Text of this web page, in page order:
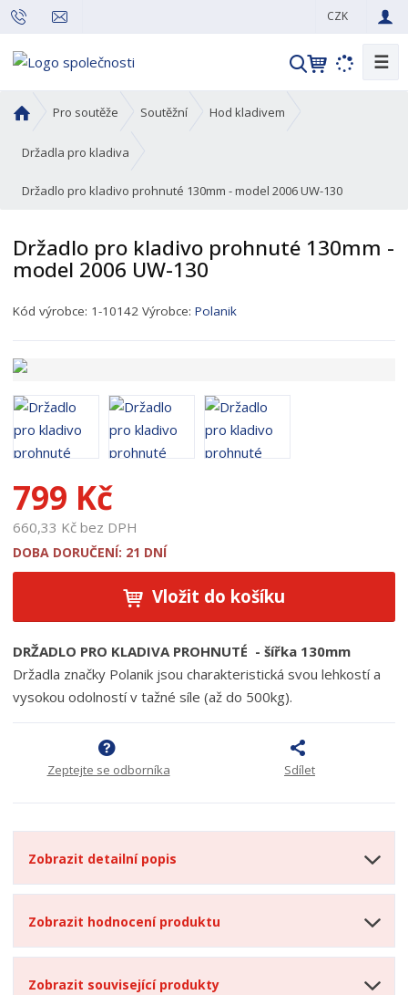
CZK
V
a
☰
o
n
t
r
n
Pro soutěže Soutěžní Hod kladivem
Držadla pro kladiva
Držadlo pro kladivo prohnuté 130mm - model 2006 UW-130
Držadlo pro kladivo prohnuté 130mm -
model 2006 UW-130
K
p
o
d
u
t
u
:
1
3
Kód výrobce: 1-10142 Výrobce:Polanik
799 Kč
660,33 Kč bez DPH
DOBA DORUČENÍ: 21 DNÍ
Vložit do košíku
DRŽADLO PRO KLADIVA PROHNUTÉ - šířka 130mm
Držadla značky Polanik jsou charakteristická svou lehkostí a
vysokou odolností v tažné síle (až do 500kg).
Zeptejte se odborníka Sdílet
Zobrazit detailní popis
Zobrazit hodnocení produktu
Zobrazit související produkty